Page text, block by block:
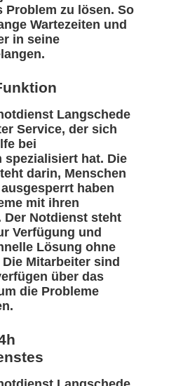
Problem zu lösen. So
Wartezeiten und
in seine
Langschede
Service, der sich
bei
spezialisiert hat. Die
darin, Menschen
haben
mit ihren
Der Notdienst steht
Verfügung und
Lösung ohne
Die Mitarbeiter sind
über das
die Probleme